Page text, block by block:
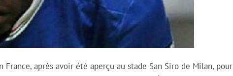
après avoir été aperçu au stade San Siro de Milan, pour